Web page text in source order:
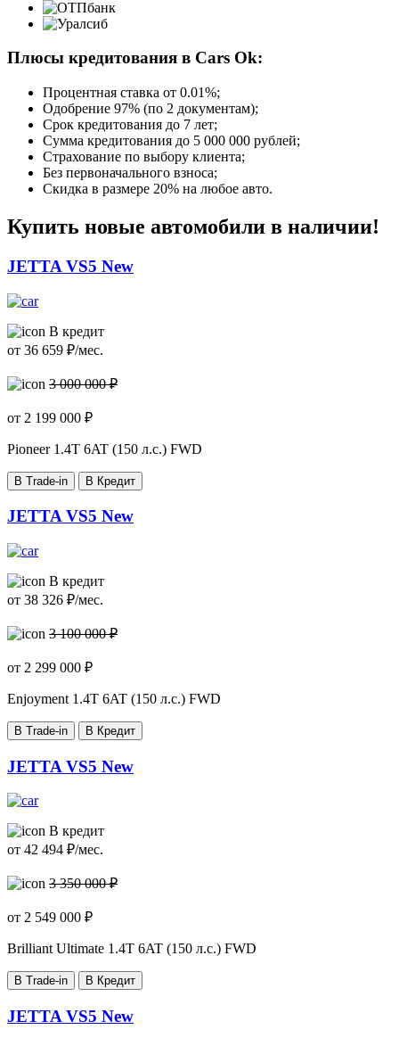
Плюсы кредитования в Cars Ok:
Процентная ставка от 0.01%;
Одобрение 97% (по 2 документам);
Срок кредитования до 7 лет;
Сумма кредитования до 5 000 000 рублей;
Страхование по выбору клиента;
Без первоначального взноса;
Скидка в размере 20% на любое авто.
Купить новые автомобили в наличии!
JETTA VS5 New
В кредит
от 36 659 ₽/мес.
3 000 000 ₽
от 2 199 000 ₽
Pioneer 1.4T 6AT (150 л.с.) FWD
В Trade-in В Кредит
JETTA VS5 New
В кредит
от 38 326 ₽/мес.
3 100 000 ₽
от 2 299 000 ₽
Enjoyment 1.4T 6AT (150 л.с.) FWD
В Trade-in В Кредит
JETTA VS5 New
В кредит
от 42 494 ₽/мес.
3 350 000 ₽
от 2 549 000 ₽
Brilliant Ultimate 1.4T 6AT (150 л.с.) FWD
В Trade-in В Кредит
JETTA VS5 New